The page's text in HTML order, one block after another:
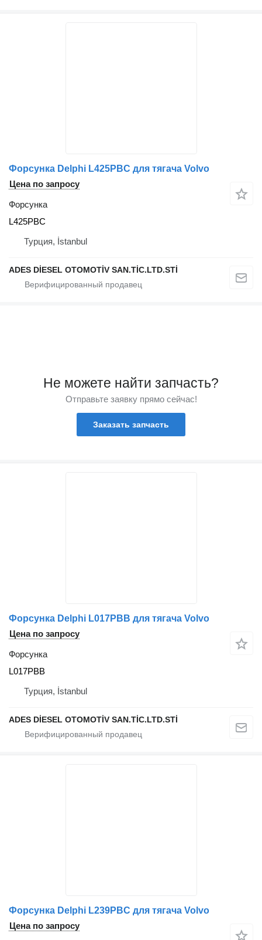
Форсунка Delphi L425PBC для тягача Volvo
Цена по запросу
Форсунка
L425PBC
Турция, İstanbul
ADES DİESEL OTOMOTİV SAN.TİC.LTD.STİ
Не можете найти запчасть?
Отправьте заявку прямо сейчас!
Заказать запчасть
Форсунка Delphi L017PBB для тягача Volvo
Цена по запросу
Форсунка
L017PBB
Турция, İstanbul
ADES DİESEL OTOMOTİV SAN.TİC.LTD.STİ
Форсунка Delphi L239PBC для тягача Volvo
Цена по запросу